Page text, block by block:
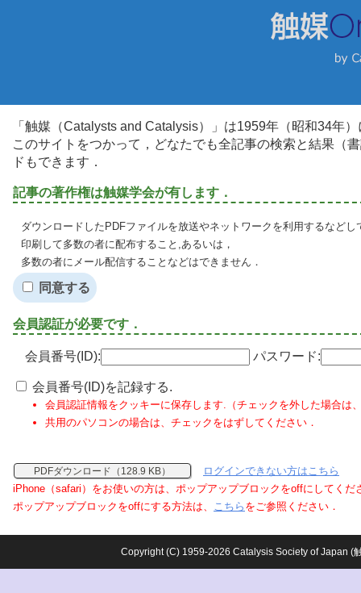
「触媒（Catalysts and Catalysis）」は1959年（昭和34年
このサイトをつかって，どなたでも全記事の検索と結果（
ドもできます．
記事の著作権は触媒学会が有します．
ダウンロードしたPDFファイルを放送やネットワークを利用するなど
印刷して多数の者に配布すること,あるいは，
多数の者にメール配信することなどはできません．
同意する
会員認証が必要です．
会員番号(ID): パスワード:
会員番号(ID)を記録する.
会員認証情報をクッキーに保存します.（チェックを外した場合は
共用のパソコンの場合は、チェックをはずしてください．
PDFダウンロード（128.9 KB）
ログインできない方はこちら
iPhone（safari）をお使いの方は、ポップアップブロックをoffにしてくだ
ポップアップブロックをoffにする方法は、 こちら をご参照ください．
Copyright (C) 1959-2026 Catalysis Society of Japan (